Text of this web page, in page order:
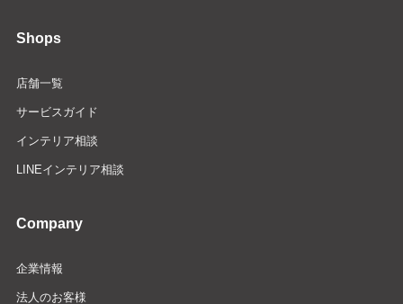
Shops
店舗一覧
サービスガイド
インテリア相談
LINEインテリア相談
Company
企業情報
法人のお客様